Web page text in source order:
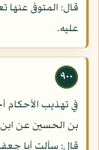
قال: المتوفى عنها
عليه.
٩٠٠
في تهذيب
بن الحسين عن ابن
قال: سألت أبا